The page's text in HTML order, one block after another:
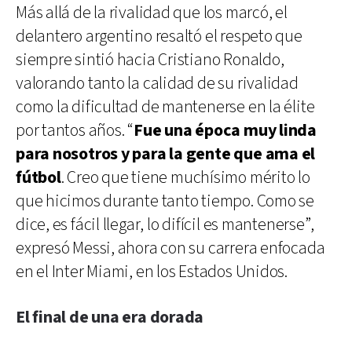
Más allá de la rivalidad que los marcó, el
delantero argentino resaltó el respeto que
siempre sintió hacia Cristiano Ronaldo,
valorando tanto la calidad de su rivalidad
como la dificultad de mantenerse en la élite
por tantos años. “Fue una época muy linda
para nosotros y para la gente que ama el
fútbol. Creo que tiene muchísimo mérito lo
que hicimos durante tanto tiempo. Como se
dice, es fácil llegar, lo difícil es mantenerse”,
expresó Messi, ahora con su carrera enfocada
en el Inter Miami, en los Estados Unidos.
El final de una era dorada